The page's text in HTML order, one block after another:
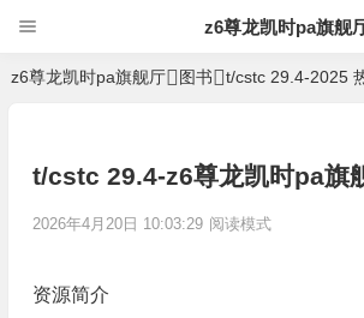
z6尊龙凯时pa旗舰
z6尊龙凯时pa旗舰厅 图书 t/cstc 29.4-2025
t/cstc 29.4-z6尊龙凯时pa旗
2026年4月20日 10:03:29 阅读模式
资源简介